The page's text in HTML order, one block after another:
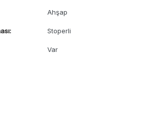
Ahşap
Stoperli
Var